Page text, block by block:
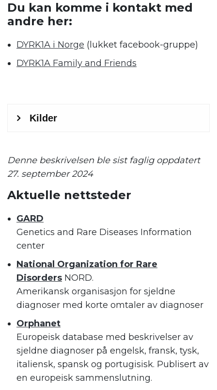
Du kan komme i kontakt med
andre her:
DYRK1A i Norge (lukket facebook-gruppe)
DYRK1A Family and Friends
Denne beskrivelsen ble sist faglig oppdatert
27. september 2024
Aktuelle nettsteder
GARD
Genetics and Rare Diseases Information
center
National Organization for Rare
Disorders NORD.
Amerikansk organisasjon for sjeldne
diagnoser med korte omtaler av diagnoser
Orphanet
Europeisk database med beskrivelser av
sjeldne diagnoser på engelsk, fransk, tysk,
italiensk, spansk og portugisisk. Publisert av
en europeisk sammenslutning.